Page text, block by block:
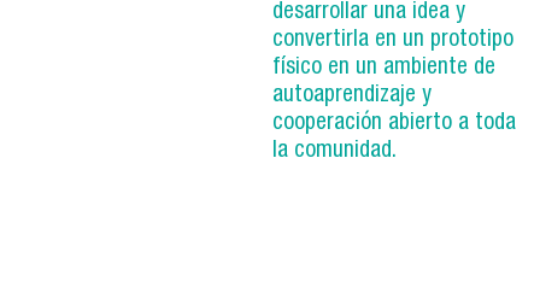
desarrollar una idea y
convertirla en un prototipo
físico en un ambiente de
autoaprendizaje y
cooperación abierto a toda
la comunidad.